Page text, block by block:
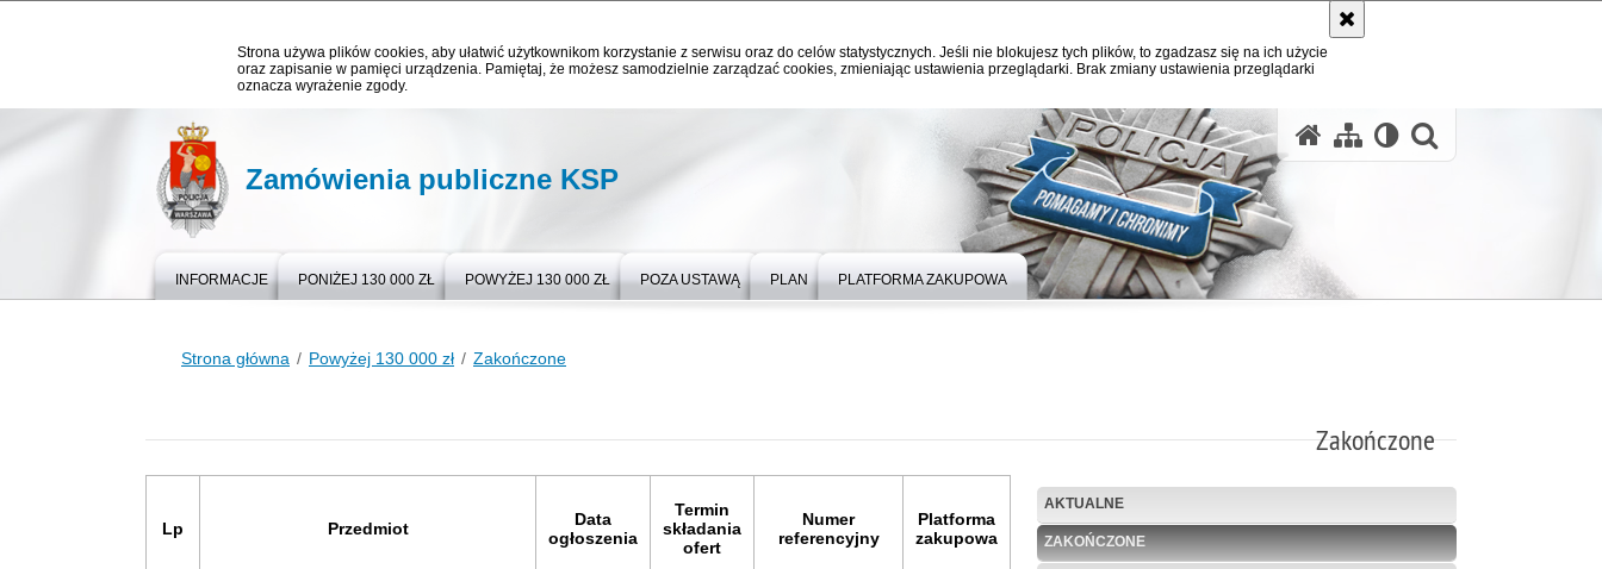
Strona używa plików cookies, aby ułatwić użytkownikom korzystanie z serwisu oraz do celów statystycznych. Jeśli nie blokujesz tych plików, to zgadzasz się na ich użycie
oraz zapisanie w pamięci urządzenia. Pamiętaj, że możesz samodzielnie zarządzać cookies, zmieniając ustawienia przeglądarki. Brak zmiany ustawienia przeglądarki
oznacza wyrażenie zgody.
Zamówienia publiczne KSP
INFORMACJE PONIŻEJ 130 000 ZŁ POWYŻEJ 130 000 ZŁ POZA USTAWĄ PLAN PLATFORMA ZAKUPOWA
Strona główna Powyżej 130 000 zł Zakończone
Zakończone
Lp Przedmiot
Data
ogłoszenia
Termin
składania
ofert
Numer
referencyjny
Platforma
zakupowa
AKTUALNE
ZAKOŃCZONE